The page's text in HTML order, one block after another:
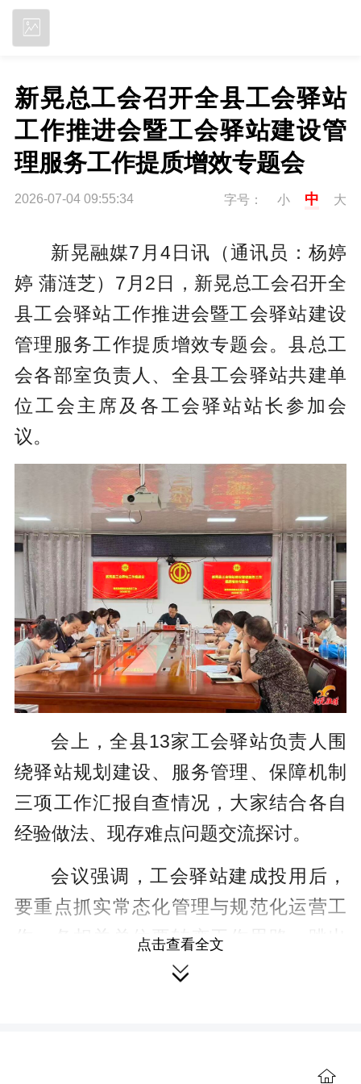
新晃总工会召开全县工会驿站
工作推进会暨工会驿站建设管
理服务工作提质增效专题会
2026-07-04 09:55:34 字号： 小 中 大
新晃融媒7月4日讯（通讯员：杨婷
婷 蒲涟芝）7月2日，新晃总工会召开全
县工会驿站工作推进会暨工会驿站建设
管理服务工作提质增效专题会。县总工
会各部室负责人、全县工会驿站共建单
位工会主席及各工会驿站站长参加会
议。
会上，全县13家工会驿站负责人围
绕驿站规划建设、服务管理、保障机制
三项工作汇报自查情况，大家结合各自
经验做法、现存难点问题交流探讨。
会议强调，工会驿站建成投用后，
要重点抓实常态化管理与规范化运营工
作。各相关单位要转变工作思路，跳出
标准化建设的固有思维，立足劳动者实
点击查看全文
